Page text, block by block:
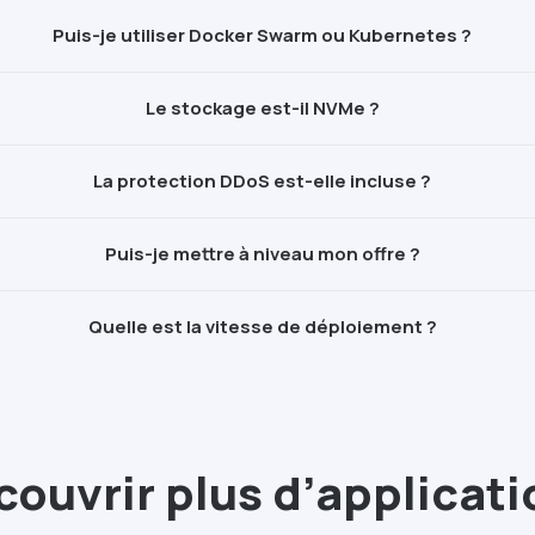
Puis-je utiliserDockerSwarm ou Kubernetes ?
Le stockage est-il NVMe?
La protection DDoS est-elle incluse ?
Puis-je mettre à niveau mon offre ?
Quelle est la vitesse de déploiement ?
plus